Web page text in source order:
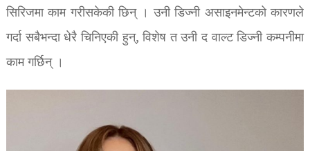
सिरिजमा काम गरीसकेकी छिन् । उनी डिज्नी असाइनमेन्टको कारणले
गर्दा सबैभन्दा धेरै चिनिएकी हुन्, विशेष त उनी द वाल्ट डिज्नी कम्पनीमा
काम गर्छिन् ।